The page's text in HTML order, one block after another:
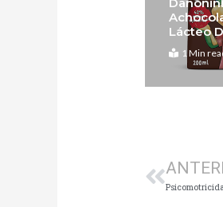
Lácteo
1 Min